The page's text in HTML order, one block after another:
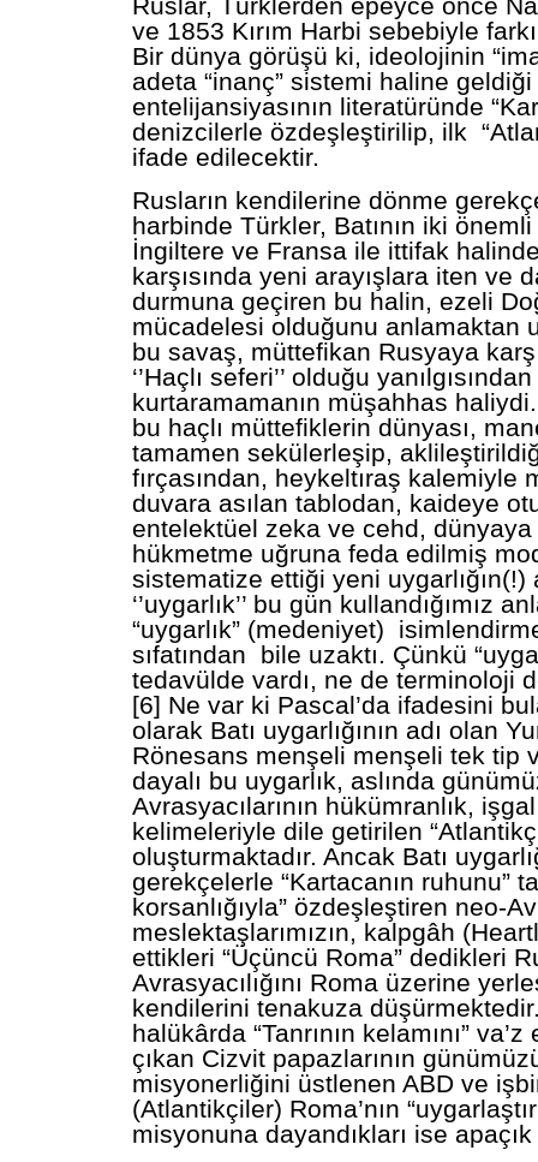
Ruslar, Türklerden epeyce önce
ve 1853 Kırım Harbi sebebiyle
Bir dünya görüşü ki, ideolojinin
adeta “inanç” sistemi haline geldiği
entelijansiyasının literatüründe
denizcilerle özdeşleştirilip, ilk
ifade edilecektir.
Rusların kendilerine dönme
harbinde Türkler, Batının iki
İngiltere ve Fransa ile ittifak
karşısında yeni arayışlara iten ve
durmuna geçiren bu halin, ezeli
mücadelesi olduğunu anlamaktan
bu savaş, müttefikan Rusyaya
‘’Haçlı seferi’’ olduğu
kurtaramamanın müşahhas
bu haçlı müttefiklerin dünyası,
tamamen sekülerleşip,
fırçasından, heykeltıraş kalemiyle
duvara asılan tablodan, kaideye
entelektüel zeka ve cehd,
hükmetme uğruna feda edilmiş
sistematize ettiği yeni uygarlığın(!)
‘’uygarlık’’ bu gün kullandığımız
“uygarlık” (medeniyet)
sıfatından bile uzaktı. Çünkü
tedavülde vardı, ne de terminoloji
[6] Ne var ki Pascal’da ifadesini
olarak Batı uygarlığının adı olan
Rönesans menşeli menşeli tek tip
dayalı bu uygarlık, aslında
Avrasyacılarının hükümranlık,
kelimeleriyle dile getirilen
oluşturmaktadır. Ancak Batı
gerekçelerle “Kartacanın ruhunu”
korsanlığıyla” özdeşleştiren neo-
meslektaşlarımızın, kalpgâh
ettikleri “Üçüncü Roma” dedikleri
Avrasyacılığını Roma üzerine
kendilerini tenakuza
halükârda “Tanrının kelamını”
çıkan Cizvit papazlarının
misyonerliğini üstlenen ABD ve
(Atlantikçiler) Roma’nın
misyonuna dayandıkları ise